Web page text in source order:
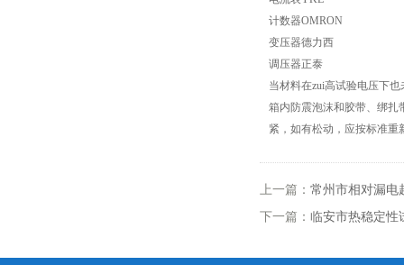
计数器OMRON
变压器德力西
调压器正泰
当材料在zui高试验电压下
箱内防震泡沫和胶带、绑扎
紧，如有松动，应按标准重
上一篇： 常州市相对漏电
下一篇： 临安市热稳定性